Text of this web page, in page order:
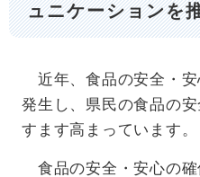
ュニケーションを
近年、食品の安全・安
発生し、県民の食品の
すます高まっています。
食品の安全・安心の確